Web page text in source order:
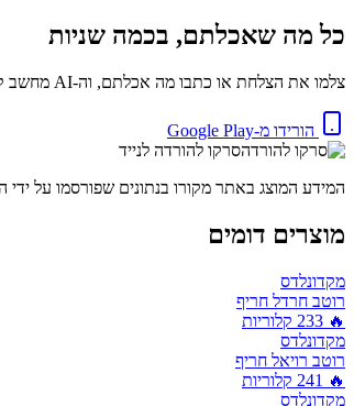
כל מה שאכלתם, בכמה שניות
צלמו את הצלחת או כתבו מה אכלתם, וה-AI מחשב קלוריות, חלבון ומאקרו באופן מיידי. בחינם.
הורידו מ-Google Play
סרקו להורדה לנייד
המידע המוצג באתר מקורו בנתונים שפורסמו על ידי
מוצרים דומים
מקדונלדס
רוטב חרדל חריף
🔥
233 קלוריות
מקדונלדס
רוטב רויאל חריף
🔥
241 קלוריות
מקדונלדס